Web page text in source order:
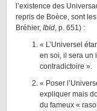
l’existence des
repris de Boèce, sont
Bréhier, Ibid, p. 651) :
« L’Universel
en soi, il sera un
contradictoire ».
« Poser
expliquer mais
du fameux «